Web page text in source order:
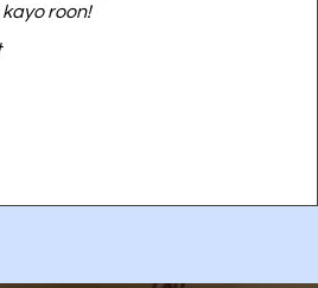
roon!